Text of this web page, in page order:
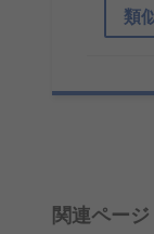
類
関連ページ